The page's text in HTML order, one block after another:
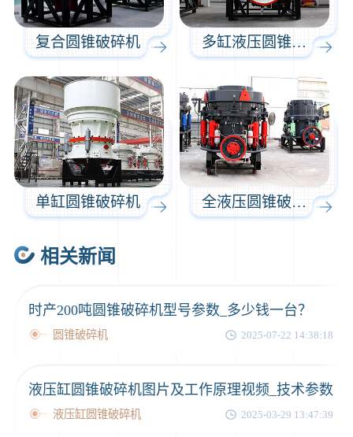
复合圆锥破碎机 多缸液压圆锥破碎机
单缸圆锥破碎机 全液压圆锥破碎机
相关新闻
时产200吨圆锥破碎机型号参数_多少钱一台？
圆锥破碎机 2025-07-22 14:38:18
液压缸圆锥破碎机图片及工作原理视频_技术参数
液压缸圆锥破碎机 2025-03-29 13:47:39